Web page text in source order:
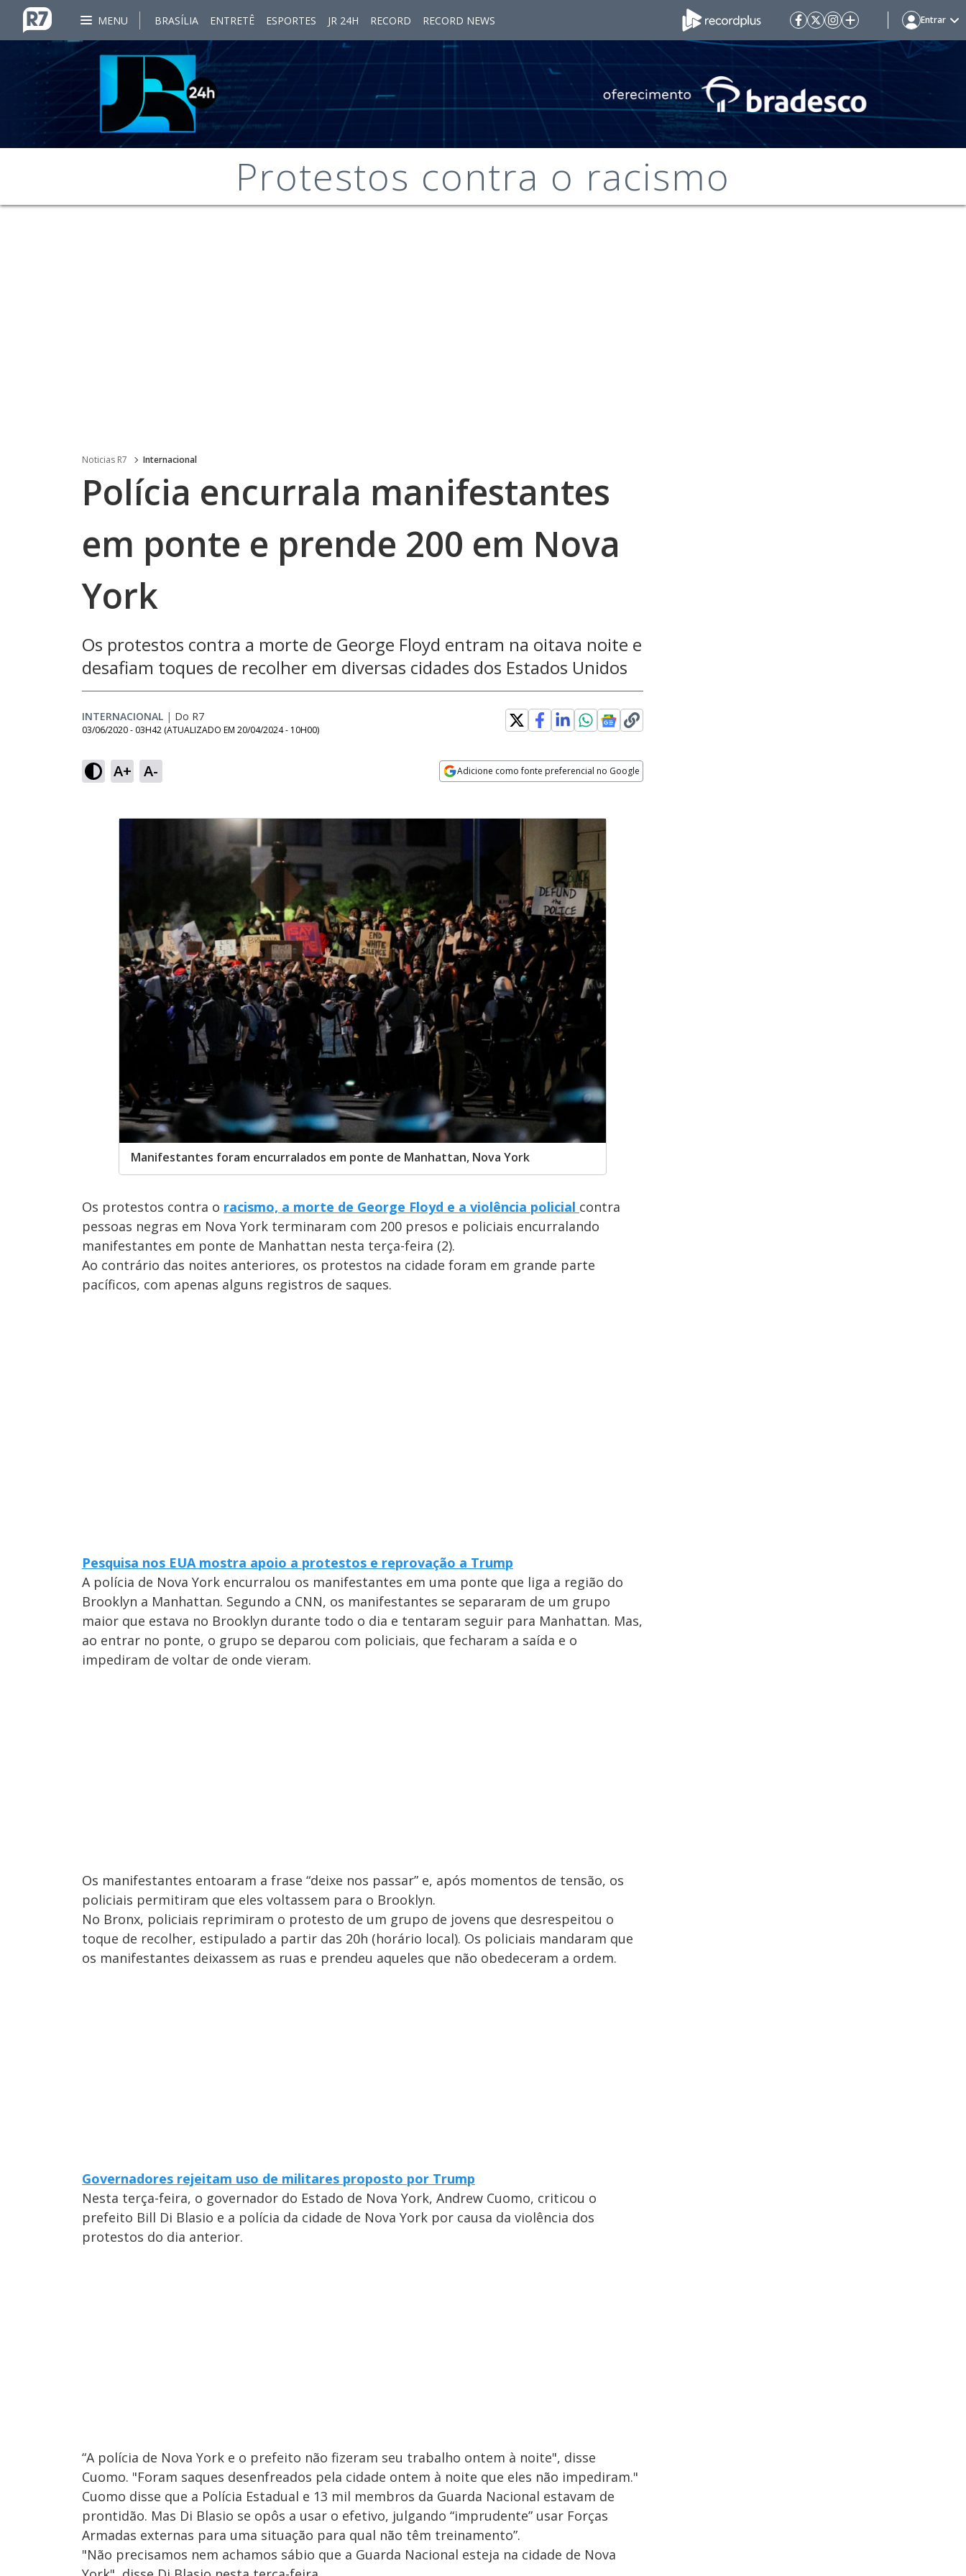
MENU BRASÍLIA ENTRETÊ ESPORTES JR 24H RECORD RECORD NEWS Entrar
Protestos contra o racismo
Noticias R7 Internacional
Polícia encurrala manifestantes
em ponte e prende 200 em Nova
York
Os protestos contra a morte de George Floyd entram na oitava noite e
desafiam toques de recolher em diversas cidades dos Estados Unidos
INTERNACIONAL | Do R7
03/06/2020 - 03H42 (ATUALIZADO EM 20/04/2024 - 10H00)
A+ A- Adicione como fonte preferencial no Google
Manifestantes foram encurralados em ponte de Manhattan, Nova York
Os protestos contra o racismo, a morte de George Floyd e a violência policial contra
pessoas negras em Nova York terminaram com 200 presos e policiais encurralando
manifestantes em ponte de Manhattan nesta terça-feira (2).
Ao contrário das noites anteriores, os protestos na cidade foram em grande parte
pacíficos, com apenas alguns registros de saques.
Pesquisa nos EUA mostra apoio a protestos e reprovação a Trump
A polícia de Nova York encurralou os manifestantes em uma ponte que liga a região do
Brooklyn a Manhattan. Segundo a CNN, os manifestantes se separaram de um grupo
maior que estava no Brooklyn durante todo o dia e tentaram seguir para Manhattan. Mas,
ao entrar no ponte, o grupo se deparou com policiais, que fecharam a saída e o
impediram de voltar de onde vieram.
Os manifestantes entoaram a frase “deixe nos passar” e, após momentos de tensão, os
policiais permitiram que eles voltassem para o Brooklyn.
No Bronx, policiais reprimiram o protesto de um grupo de jovens que desrespeitou o
toque de recolher, estipulado a partir das 20h (horário local). Os policiais mandaram que
os manifestantes deixassem as ruas e prendeu aqueles que não obedeceram a ordem.
Governadores rejeitam uso de militares proposto por Trump
Nesta terça-feira, o governador do Estado de Nova York, Andrew Cuomo, criticou o
prefeito Bill Di Blasio e a polícia da cidade de Nova York por causa da violência dos
protestos do dia anterior.
“A polícia de Nova York e o prefeito não fizeram seu trabalho ontem à noite", disse
Cuomo. "Foram saques desenfreados pela cidade ontem à noite que eles não impediram."
Cuomo disse que a Polícia Estadual e 13 mil membros da Guarda Nacional estavam de
prontidão. Mas Di Blasio se opôs a usar o efetivo, julgando “imprudente” usar Forças
Armadas externas para uma situação para qual não têm treinamento”.
"Não precisamos nem achamos sábio que a Guarda Nacional esteja na cidade de Nova